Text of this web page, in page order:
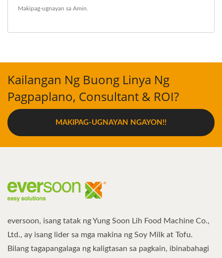
Makipag-ugnayan sa Amin.
Kailangan Ng Buong Linya Ng
Pagpaplano, Consultant & ROI?
MAKIPAG-UGNAYAN NGAYON!!
eversoon, isang tatak ng Yung Soon Lih Food Machine Co.,
Ltd., ay isang lider sa mga makina ng Soy Milk at Tofu.
Bilang tagapangalaga ng kaligtasan sa pagkain, ibinabahagi